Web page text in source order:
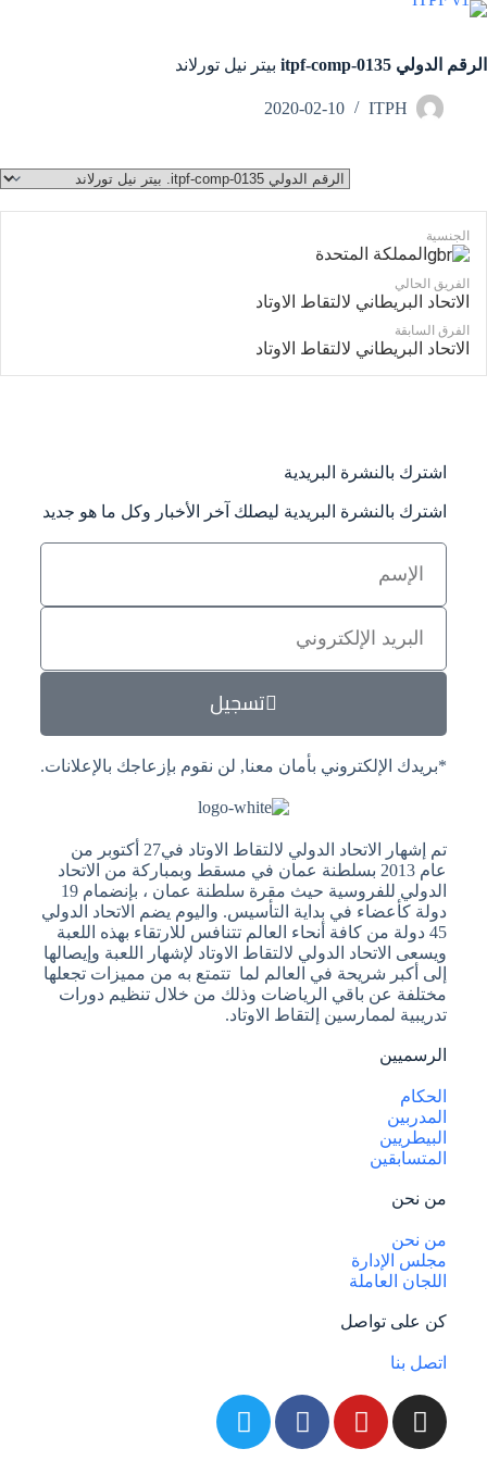
الرقم الدولي itpf-comp-0135 بيتر نيل تورلاند
ITPH
2020-02-10
الجنسية
المملكة المتحدة
الفريق الحالي
الاتحاد البريطاني لالتقاط الاوتاد
الفرق السابقة
الاتحاد البريطاني لالتقاط الاوتاد
اشترك بالنشرة البريدية
اشترك بالنشرة البريدية ليصلك آخر الأخبار وكل ما هو جديد
تسجيل
*بريدك الإلكتروني بأمان معنا, لن نقوم بإزعاجك بالإعلانات.
تم إشهار الاتحاد الدولي لالتقاط الاوتاد في27 أكتوبر من
عام 2013 بسلطنة عمان في مسقط وبمباركة من الاتحاد
الدولي للفروسية حيث مقرة سلطنة عمان ، بإنضمام 19
دولة كأعضاء في بداية التأسيس. واليوم يضم الاتحاد الدولي
45 دولة من كافة أنحاء العالم تتنافس للارتقاء بهذه اللعبة
ويسعى الاتحاد الدولي لالتقاط الاوتاد لإشهار اللعبة وإيصالها
إلى أكبر شريحة في العالم لما تتمتع به من مميزات تجعلها
مختلفة عن باقي الرياضات وذلك من خلال تنظيم دورات
تدريبية لممارسين إلتقاط الاوتاد.
الرسميين
الحكام
المدربين
البيطريين
المتسابقين
من نحن
من نحن
مجلس الإدارة
اللجان العاملة
كن على تواصل
اتصل بنا